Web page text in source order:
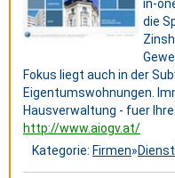
in-
die
Fokus liegt auch in der
Eigentumswohnungen.
Hausverwaltung - fuer Ihre
http://www.aiogv.at/
Kategorie: Firmen»